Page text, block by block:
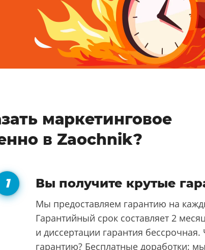
маркетинговое
в Zaochnik?
Вы получите крутые
Мы предоставляем гарантию на
Гарантийный срок составляет 2
и диссертации гарантия бессрочная.
гарантию? Бесплатные доработки: